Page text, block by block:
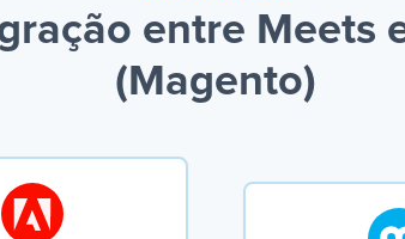
entre Meets
(Magento)